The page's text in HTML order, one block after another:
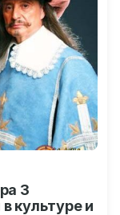
3
культуре и